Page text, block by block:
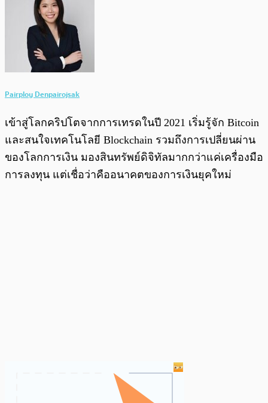
Pairploy Denpairojsak
เข้าสู่โลกคริปโตจากการเทรดในปี 2021 เริ่มรู้จัก Bitcoin
และสนใจเทคโนโลยี Blockchain รวมถึงการเปลี่ยนผ่าน
ของโลกการเงิน มองสินทรัพย์ดิจิทัลมากกว่าแค่เครื่องมือ
การลงทุน แต่เชื่อว่าคืออนาคตของการเงินยุคใหม่